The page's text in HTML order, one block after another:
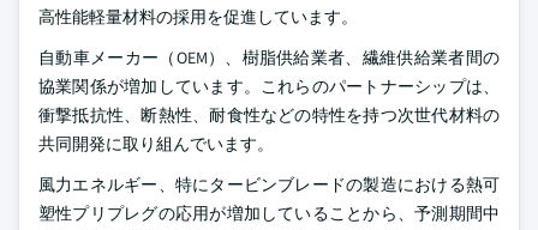
高性能軽量材料の採用を促進しています。
自動車メーカー（OEM）、樹脂供給業者、繊維供給業者間の
協業関係が増加しています。これらのパートナーシップは、
衝撃抵抗性、断熱性、耐食性などの特性を持つ次世代材料の
共同開発に取り組んでいます。
風力エネルギー、特にタービンブレードの製造における熱可
塑性プリプレグの応用が増加していることから、予測期間中